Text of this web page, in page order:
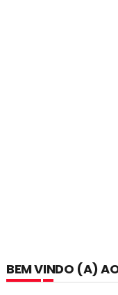
BEM VINDO (A)